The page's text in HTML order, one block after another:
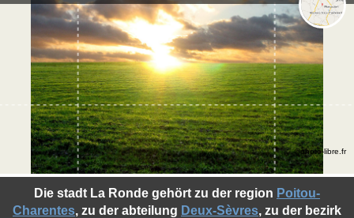
Die stadt La Ronde gehört zu der region Poitou-
Charentes, zu der abteilung Deux-Sèvres, zu der bezirk
©photo-libre.fr